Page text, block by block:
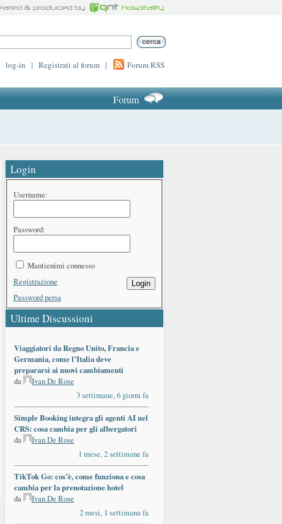
log-in | Registrati al forum | Forum RSS
Forum
Login
Username:
Password:
Mantienimi connesso
Login
Registrazione
Password persa
Ultime Discussioni
Viaggiatori da Regno Unito, Francia e
Germania, come l’Italia deve
prepararsi ai nuovi cambiamenti
da
Ivan De Rose
3 settimane, 6 giorni fa
Simple Booking integra gli agenti AI nel
CRS: cosa cambia per gli albergatori
da
Ivan De Rose
1 mese, 2 settimane fa
TikTok Go: cos’è, come funziona e cosa
cambia per la prenotazione hotel
da
Ivan De Rose
2 mesi, 1 settimana fa